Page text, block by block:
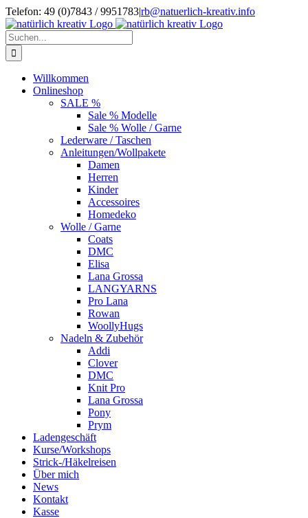
Zum
Inhalt
springen
Telefon: 49 (0)7843 / 9951783|rb@natuerlich-kreativ.info
Suche
nach:
Willkommen
Onlineshop
SALE %
Sale % Modelle
Sale % Wolle / Garne
Lederware / Taschen
Anleitungen/Wollpakete
Damen
Herren
Kinder
Accessoires
Homedeko
Wolle / Garne
Coats
DMC
Elisa
Lana Grossa
LANGYARNS
Pro Lana
Rowan
WoollyHugs
Nadeln & Zubehör
Addi
Clover
DMC
Knit Pro
Lana Grossa
Pony
Prym
Ladengeschäft
Kurse/Workshops
Strick-/Häkelreisen
Über mich
News
Kontakt
Kasse